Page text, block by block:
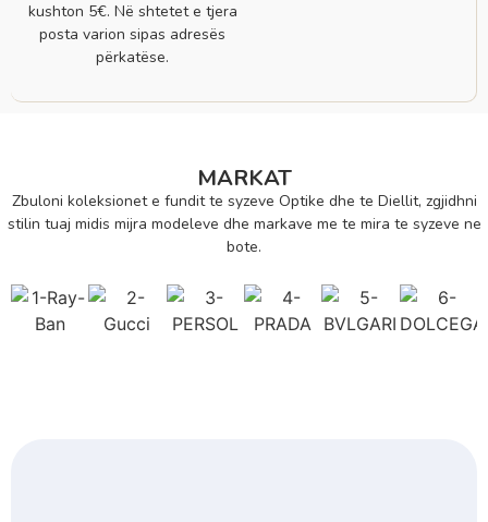
kushton 5€. Në shtetet e tjera
posta varion sipas adresës
përkatëse.
MARKAT
Zbuloni koleksionet e fundit te syzeve Optike dhe te Diellit, zgjidhni
stilin tuaj midis mijra modeleve dhe markave me te mira te syzeve ne
bote.